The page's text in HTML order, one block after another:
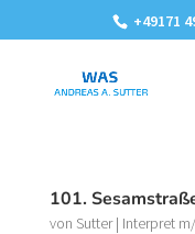
+49171
101.
von Sutter| Interpret